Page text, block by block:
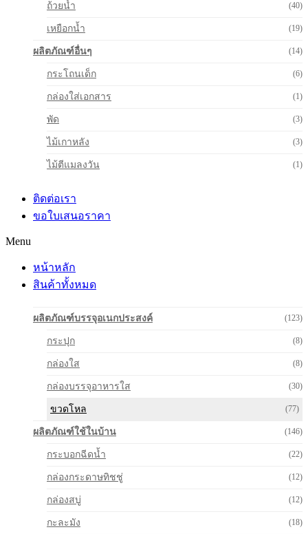
ถ้วยน้ำ (40)
เหยือกน้ำ (19)
ผลิตภัณฑ์อื่นๆ (14)
กระโถนเด็ก (6)
กล่องใส่เอกสาร (1)
พัด (3)
ไม้เกาหลัง (3)
ไม้ตีแมลงวัน (1)
ติดต่อเรา
ขอใบเสนอราคา
Menu
หน้าหลัก
สินค้าทั้งหมด
ผลิตภัณฑ์บรรจุอเนกประสงค์ (123)
กระปุก (8)
กล่องใส (8)
กล่องบรรจุอาหารใส (30)
ขวดโหล (77)
ผลิตภัณฑ์ใช้ในบ้าน (146)
กระบอกฉีดน้ำ (22)
กล่องกระดาษทิชชู่ (12)
กล่องสบู่ (12)
กะละมัง (18)